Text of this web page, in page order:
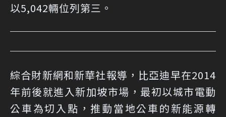
以5,042輛位列第三。
綜合財新網和新華社報導，比亞迪早在2014
年前後就進入新加坡市場，最初以城市電動
公車為切入點，推動當地公車的新能源轉